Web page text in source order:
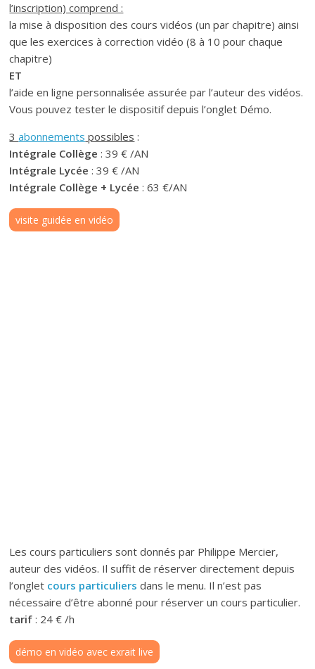
l’inscription) comprend :
la mise à disposition des cours vidéos (un par chapitre) ainsi
que les exercices à correction vidéo (8 à 10 pour chaque
chapitre)
ET
l’aide en ligne personnalisée assurée par l’auteur des vidéos.
Vous pouvez tester le dispositif depuis l’onglet Démo.
3abonnements possibles :
Intégrale Collège : 39 € /AN
Intégrale Lycée : 39 € /AN
Intégrale Collège + Lycée : 63 €/AN
visite guidée en vidéo
Les cours particuliers sont donnés par Philippe Mercier,
auteur des vidéos. Il suffit de réserver directement depuis
l’onglet cours particuliers dans le menu. Il n’est pas
nécessaire d’être abonné pour réserver un cours particulier.
tarif: 24 € /h
démo en vidéo avec exrait live